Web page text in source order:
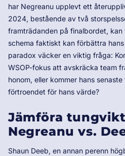
har Negreanu upplevt ett
2024, bestående av två
framträdanden på finalbordet,
schema faktiskt kan förbättra
paradox väcker en viktig fråga:
WSOP-fokus att avskräcka team
honom, eller kommer hans
förtroendet för hans värde?
Jämföra
Negreanu vs.
Shaun Deeb, en annan perenn